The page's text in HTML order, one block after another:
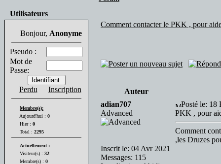
Utilisateurs
Bonjour, Anonyme
Pseudo :
Mot de
Passe:
Perdu Inscription
Membre(s):
Aujourd'hui : 0
Hier : 0
Total : 2295
Actuellement :
Visiteur(s) : 32
Membre(s) : 0
Comment contacter le PKK , pour
Auteur
adian707
Advanced
Inscrit le: 04 Avr 2021
Messages: 115
Posté le: 18
PKK , pour
Comment
,les Druzes